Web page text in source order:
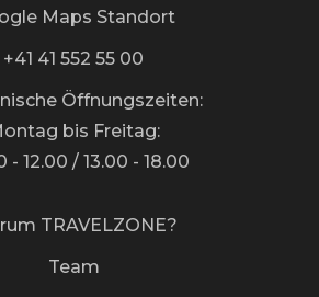
Maps Standort
+41 41 552 55 00
Öffnungszeiten:
bis Freitag:
- 12.00 / 13.00 - 18.00
TRAVELZONE?
Team